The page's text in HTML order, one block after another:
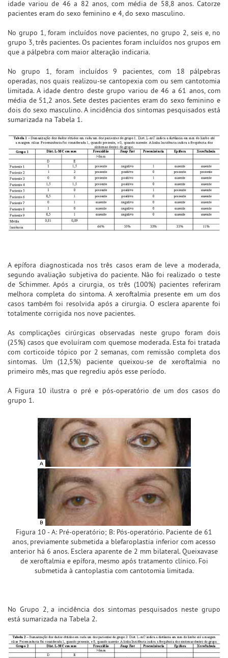
idade variou de 46 a 82 anos, com média de 58,8 anos. Catorze
pacientes eram do sexo feminino e 4, do sexo masculino.
No grupo 1, foram incluídos nove pacientes, no grupo 2, seis e, no
grupo 3, três pacientes. Os pacientes foram incluídos nos grupos em
que a pálpebra com maior alteração indicaria.
No grupo 1, foram incluídos 9 pacientes, com 18 pálpebras
operadas, nos quais realizou-se cantopexia com ou sem cantotomia
limitada. A idade dentro deste grupo variou de 46 a 61 anos, com
média de 51,2 anos. Sete destes pacientes eram do sexo feminino e
dois do sexo masculino. A incidência dos sintomas pesquisados está
sumarizada na Tabela 1.
A epífora diagnosticada nos três casos eram de leve a moderada,
segundo avaliação subjetiva do paciente. Não foi realizado o teste
de Schimmer. Após a cirurgia, os três (100%) pacientes referiram
melhora completa do sintoma. A xeroftalmia presente em um dos
casos também foi resolvida após a cirurgia. O esclera aparente foi
totalmente corrigida nos nove pacientes.
As complicações cirúrgicas observadas neste grupo foram dois
(25%) casos que evoluíram com quemose moderada. Esta foi tratada
com corticoide tópico por 2 semanas, com remissão completa dos
sintomas. Um (12,5%) paciente queixou-se de xeroftalmia no
primeiro mês, mas que regrediu após esse período.
A Figura 10 ilustra o pré e pós-operatório de um dos casos do
grupo 1.
Figura 10 - A: Pré-operatório; B: Pós-operatório. Paciente de 61
anos, previamente submetida a blefaroplastia inferior com acesso
anterior há 6 anos. Esclera aparente de 2 mm bilateral. Queixavase
de xeroftalmia e epífora, mesmo após tratamento clínico. Foi
submetida à cantoplastia com cantotomia limitada.
No Grupo 2, a incidência dos sintomas pesquisados neste grupo
está sumarizada na Tabela 2.